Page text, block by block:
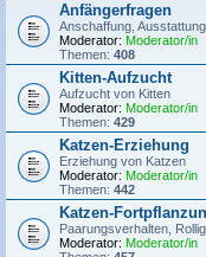
Anfängerfragen
Anschaffung,
Moderator: Moderator/in
Themen: 408
Kitten-Aufzucht
Aufzucht von Kitten
Moderator: Moderator/in
Themen: 429
Katzen-Erziehung
Erziehung von Katzen
Moderator: Moderator/in
Themen: 442
Katzen-
Paarungsverhalten,
Moderator: Moderator/in